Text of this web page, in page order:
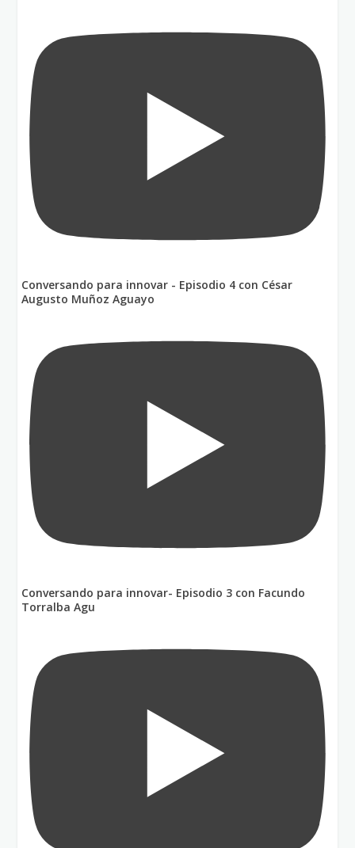
Conversando para innovar - Episodio 4 con César
Augusto Muñoz Aguayo
Conversando para innovar- Episodio 3 con Facundo
Torralba Agu